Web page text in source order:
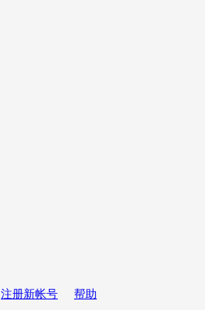
注册新帐号 帮助